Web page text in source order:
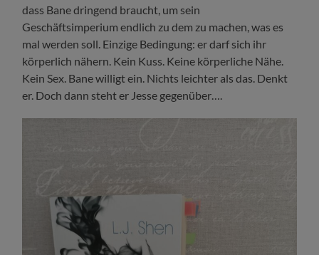
dass Bane dringend braucht, um sein
Geschäftsimperium endlich zu dem zu machen, was es
mal werden soll. Einzige Bedingung: er darf sich ihr
körperlich nähern. Kein Kuss. Keine körperliche Nähe.
Kein Sex. Bane willigt ein. Nichts leichter als das. Denkt
er. Doch dann steht er Jesse gegenüber….